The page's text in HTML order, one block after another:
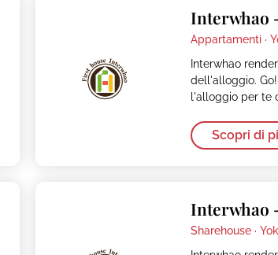
Interwhao
Appartamenti ·
Interwhao
dell'alloggio.
l'alloggio per te
Scopri di
Interwhao
Sharehouse ·